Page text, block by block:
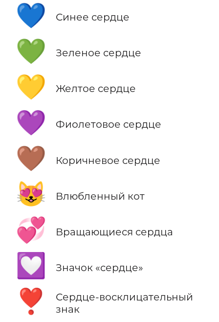
💙 Синее сердце
💚 Зеленое сердце
💛 Желтое сердце
💜 Фиолетовое сердце
🤎 Коричневое сердце
😻 Влюбленный кот
💞 Вращающиеся сердца
💟 Значок «сердце»
❣️
Сердце-восклицательный
знак